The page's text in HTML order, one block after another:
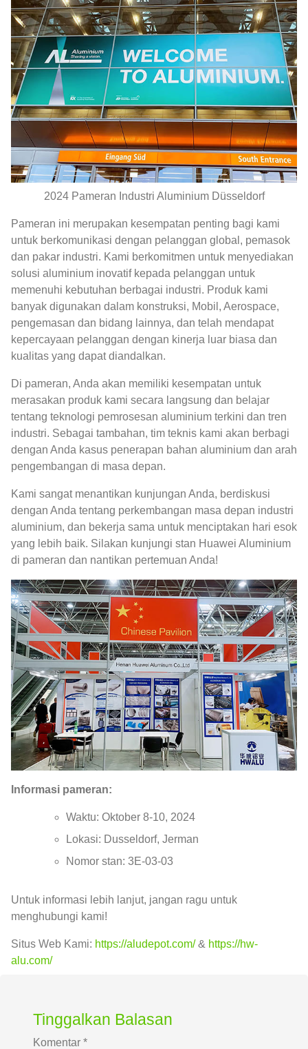
2024 Pameran Industri Aluminium Düsseldorf
Pameran ini merupakan kesempatan penting bagi kami
untuk berkomunikasi dengan pelanggan global, pemasok
dan pakar industri. Kami berkomitmen untuk menyediakan
solusi aluminium inovatif kepada pelanggan untuk
memenuhi kebutuhan berbagai industri. Produk kami
banyak digunakan dalam konstruksi, Mobil, Aerospace,
pengemasan dan bidang lainnya, dan telah mendapat
kepercayaan pelanggan dengan kinerja luar biasa dan
kualitas yang dapat diandalkan.
Di pameran, Anda akan memiliki kesempatan untuk
merasakan produk kami secara langsung dan belajar
tentang teknologi pemrosesan aluminium terkini dan tren
industri. Sebagai tambahan, tim teknis kami akan berbagi
dengan Anda kasus penerapan bahan aluminium dan arah
pengembangan di masa depan.
Kami sangat menantikan kunjungan Anda, berdiskusi
dengan Anda tentang perkembangan masa depan industri
aluminium, dan bekerja sama untuk menciptakan hari esok
yang lebih baik. Silakan kunjungi stan Huawei Aluminium
di pameran dan nantikan pertemuan Anda!
Informasi pameran:
Waktu: Oktober 8-10, 2024
Lokasi: Dusseldorf, Jerman
Nomor stan: 3E-03-03
Untuk informasi lebih lanjut, jangan ragu untuk
menghubungi kami!
Situs Web Kami: https://aludepot.com/& https://hw-
alu.com/
Tinggalkan Balasan
Komentar *